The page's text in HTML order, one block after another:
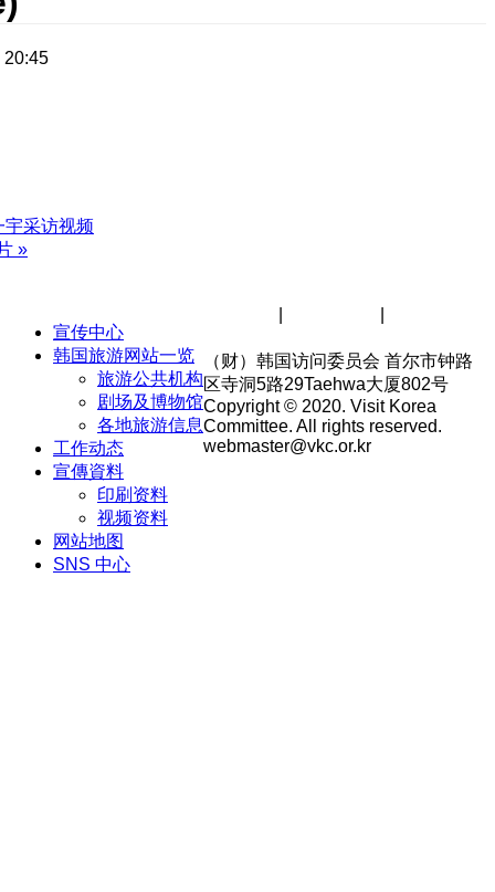
宇采访视频
»
宣传中心
韩国旅游网站一览
旅游公共机构
剧场及博物馆
各地旅游信息
工作动态
宣傳資料
印刷资料
视频资料
网站地图
SNS 中心
（财）韩国访问委员会 首尔市钟路
区寺洞5路29Taehwa大厦802号
Copyright © 2020. Visit Korea
Committee. All rights reserved.
webmaster@vkc.or.kr